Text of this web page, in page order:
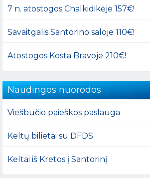
7 n. atostogos Chalkidikėje 157€!
Savaitgalis Santorino saloje 110€!
Atostogos Kosta Bravoje 210€!
Naudingos nuorodos
Viešbučio paieškos paslauga
Keltų bilietai su DFDS
Keltai iš Kretos į Santorinį